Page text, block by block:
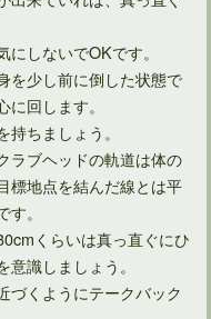
しないでOKです。
を少し前に倒した状態で
回します。
ちましょう。
ラブヘッドの軌道は体の
標地点を結んだ線とは平
。
くらいは真っ直ぐにひ
識しましょう。
づくようにテークバック